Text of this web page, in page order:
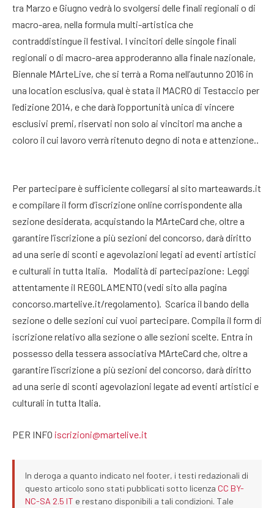
tra Marzo e Giugno vedrà lo svolgersi delle finali regionali o di
macro-area, nella formula multi-artistica che
contraddistingue il festival. I vincitori delle singole finali
regionali o di macro-area approderanno alla finale nazionale,
Biennale MArteLive, che si terrà a Roma nell’autunno 2016 in
una location esclusiva, qual è stata il MACRO di Testaccio per
l’edizione 2014, e che darà l’opportunità unica di vincere
esclusivi premi, riservati non solo ai vincitori ma anche a
coloro il cui lavoro verrà ritenuto degno di nota e attenzione..
Per partecipare è sufficiente collegarsi al sito marteawards.it
e compilare il form d’iscrizione online corrispondente alla
sezione desiderata, acquistando la MArteCard che, oltre a
garantire l’iscrizione a più sezioni del concorso, darà diritto
ad una serie di sconti e agevolazioni legati ad eventi artistici
e culturali in tutta Italia. Modalità di partecipazione: Leggi
attentamente il REGOLAMENTO (vedi sito alla pagina
concorso.martelive.it/regolamento). Scarica il bando della
sezione o delle sezioni cui vuoi partecipare. Compila il form di
iscrizione relativo alla sezione o alle sezioni scelte. Entra in
possesso della tessera associativa MArteCard che, oltre a
garantire l’iscrizione a più sezioni del concorso, darà diritto
ad una serie di sconti agevolazioni legate ad eventi artistici e
culturali in tutta Italia.
PER INFO iscrizioni@martelive.it
In deroga a quanto indicato nel footer, i testi redazionali di
questo articolo sono stati pubblicati sotto licenza CC BY-
NC-SA 2.5 IT e restano disponibili a tali condizioni. Tale